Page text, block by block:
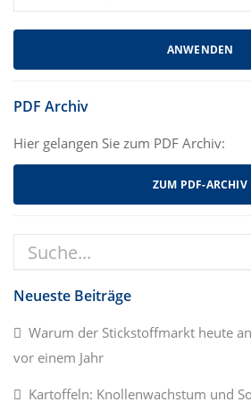
PDF Archiv
Hier gelangen Sie zum PDF Archiv:
ZUM PDF-ARCHIV
Neueste Beiträge
Warum der Stickstoffmarkt heute
vor einem Jahr
Kartoffeln: Knollenwachstum und